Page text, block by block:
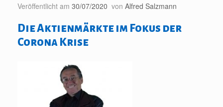
Veröffentlicht am 30/07/2020 von Alfred Salzmann
Die Aktienmärkte im Fokus der
Corona Krise